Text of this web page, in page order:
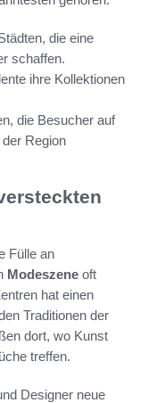
die eine
schaffen.
ihre Kollektionen
die Besucher auf
Region
Fülle an
Modeszene oft
hat einen
Traditionen der
dort, wo Kunst
treffen.
Designer neue